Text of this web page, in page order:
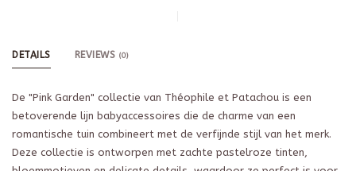
DETAILS REVIEWS (0)
De "Pink Garden" collectie van Théophile et Patachou is een
betoverende lijn babyaccessoires die de charme van een
romantische tuin combineert met de verfijnde stijl van het merk.
Deze collectie is ontworpen met zachte pastelroze tinten,